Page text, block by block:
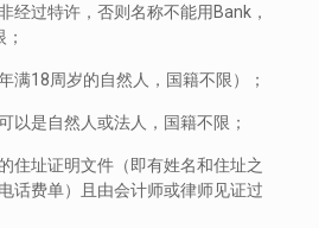
经过特许，否则名称不能用Bank，
满18周岁的自然人，国籍不限）；
以是自然人或法人，国籍不限；
住址证明文件（即有姓名和住址之
话费单）且由会计师或律师见证过